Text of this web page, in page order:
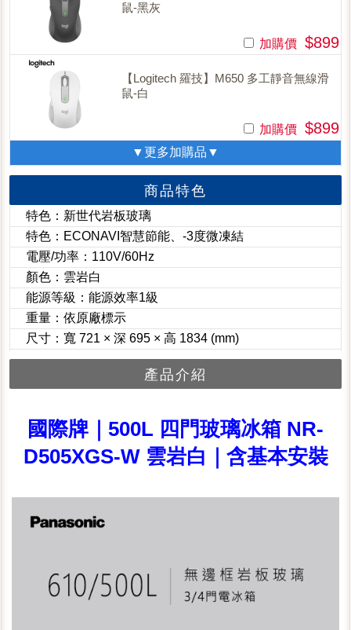
鼠-黑灰
加購價 $899
【Logitech 羅技】M650 多工靜音無線滑
鼠-白
加購價 $899
▼更多加購品▼
商品特色
特色：新世代岩板玻璃
特色：ECONAVI智慧節能、-3度微凍結
電壓/功率：110V/60Hz
顏色：雲岩白
能源等級：能源效率1級
重量：依原廠標示
尺寸：寬 721 × 深 695 × 高 1834 (mm)
產品介紹
國際牌｜500L 四門玻璃冰箱 NR-
D505XGS-W 雲岩白｜含基本安裝